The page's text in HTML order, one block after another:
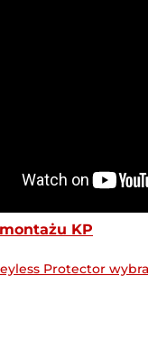
KP
Protector